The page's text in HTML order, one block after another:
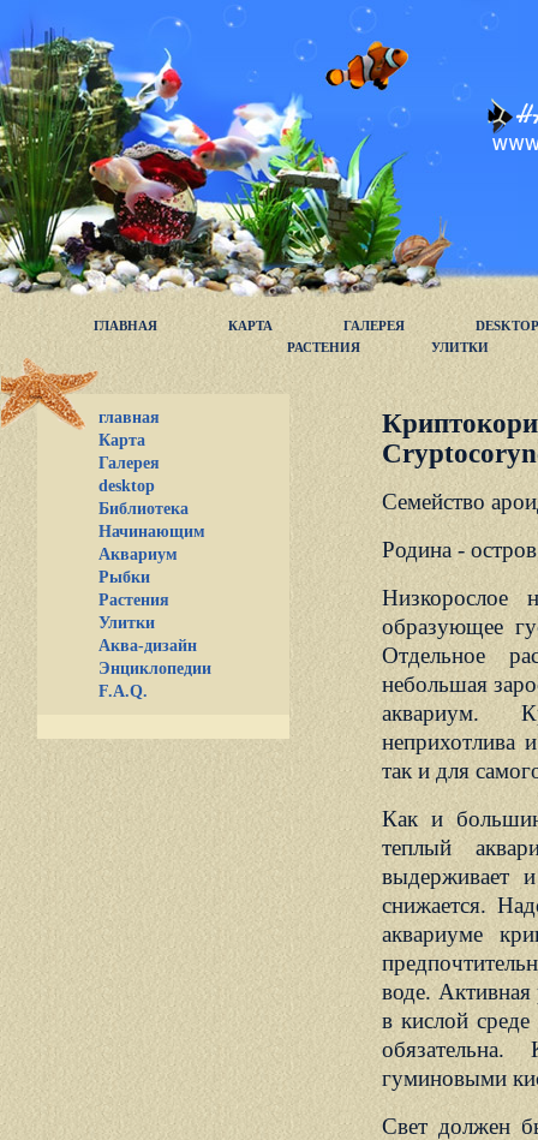
ГЛАВНАЯ КАРТА ГАЛЕРЕЯ
DESKTOP
РАСТЕНИЯ
УЛИТКИ
главная
Карта
Галерея
desktop
Библиотека
Начинающим
Аквариум
Рыбки
Растения
Улитки
Аква-дизайн
Энциклопедии
F.A.Q.
Семейство
Родина -
Низкорослое
образующее
Отдельное
небольшая
аквариум.
неприхотлива
так и для
Как и
теплый
выдерживает
снижается.
аквариуме
воде. Активная
в кислой
обязательна.
гуминовыми
Свет должен